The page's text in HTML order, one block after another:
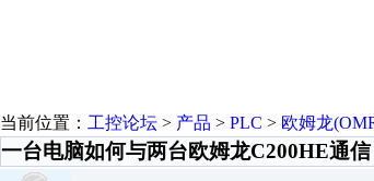
当前位置： 工控论坛 > 产品 > PLC > 欧姆龙
一台电脑如何与两台欧姆龙C200HE通信